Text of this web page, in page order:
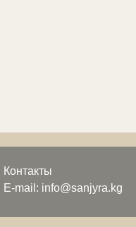
Контакты
E-mail: info@sanjyra.kg